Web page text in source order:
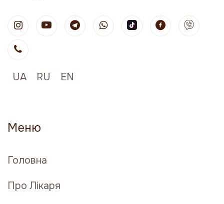
UA RU EN
Меню
Головна
Про Лікаря